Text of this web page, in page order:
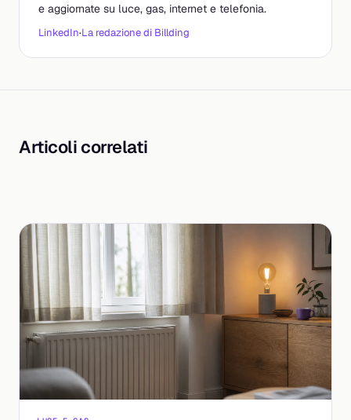
e aggiornate su luce, gas, internet e telefonia.
LinkedIn·La redazione di Billding
Articoli correlati